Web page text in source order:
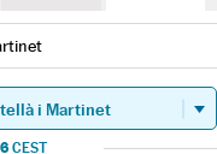
CEST